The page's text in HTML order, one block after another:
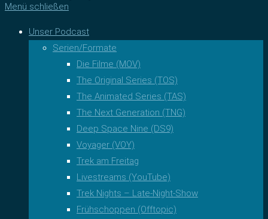
Menü schließen
Unser Podcast
Serien/Formate
Die Filme (MOV)
The Original Series (TOS)
The Animated Series (TAS)
The Next Generation (TNG)
Deep Space Nine (DS9)
Voyager (VOY)
Trek am Freitag
Livestreams (YouTube)
Trek Nights – Late-Night-Show
Frühschoppen (Offtopic)